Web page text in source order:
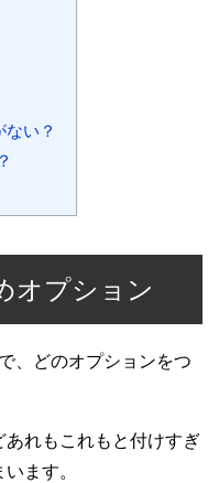
い？
オプション
、どのオプションをつ
れもこれもと付けすぎ
ます。